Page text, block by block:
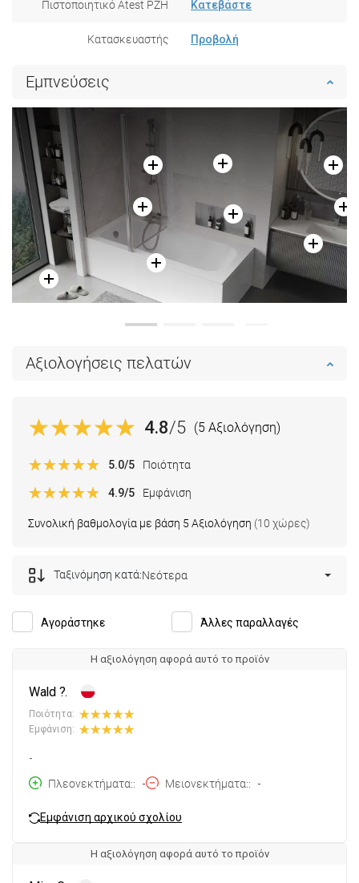
Πιστοποιητικό Atest PZH Κατεβάστε
Κατασκευαστής Προβολή
Εμπνεύσεις
Αξιολογήσεις πελατών
4.8/5 (5 Αξιολόγηση)
Συνολική βαθμολογία με βάση 5 Αξιολόγηση (10 χώρες)
5.0/5 Ποιότητα
4.9/5 Εμφάνιση
Αγοράστηκε Άλλες παραλλαγές
Ταξινόμηση κατά:Νεότερα
Η αξιολόγηση αφορά αυτό το προϊόν
Wald ?.
Ποιότητα:
Εμφάνιση:
-
Πλεονεκτήματα:
- Μειονεκτήματα: -
Εμφάνιση αρχικού σχολίου
Η αξιολόγηση αφορά αυτό το προϊόν